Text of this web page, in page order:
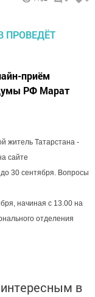
приём
РФ Марат
житель Татарстана -
сайте
30 сентября. Вопросы
начиная с 13.00 на
отделения
в